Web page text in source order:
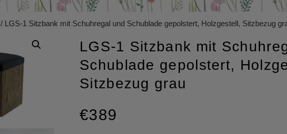
/ LGS-1 Sitzbank mit Schuhregal und Schublade gepolstert, Holzgestell, Sitzbezug
LGS-1 Sitzbank mit
Schublade gepolstert,
Sitzbezug grau
€389